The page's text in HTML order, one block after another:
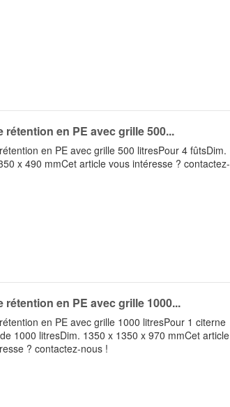
rétention en PE avec grille 500...
en PE avec grille 500 litresPour 4 fûtsDim.
x 490 mmCet article vous intéresse ? contactez-
rétention en PE avec grille 1000...
en PE avec grille 1000 litresPour 1 citerne
1000 litresDim. 1350 x 1350 x 970 mmCet article
? contactez-nous !